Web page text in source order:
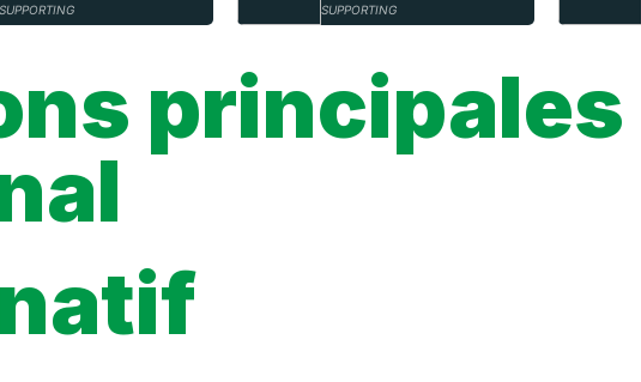
SUPPORTING SUPPORTING
principales